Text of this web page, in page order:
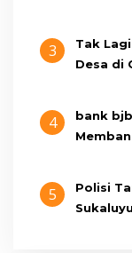
3
Tak
Desa di
4
bank
5
Polisi